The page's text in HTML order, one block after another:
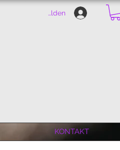
Anmelden
KONTAKT